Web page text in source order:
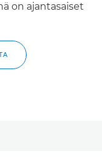
on ajantasaiset